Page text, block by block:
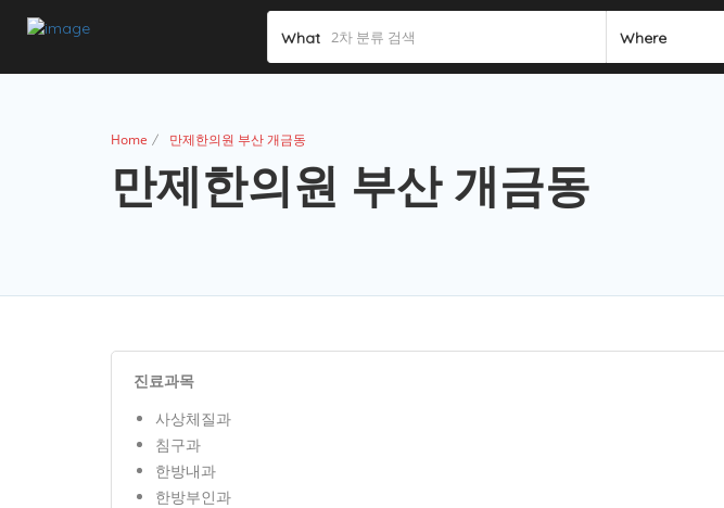
What Where
Home 만제한의원 부산 개금동
만제한의원 부산 개금동
진료과목
사상체질과
침구과
한방내과
한방부인과